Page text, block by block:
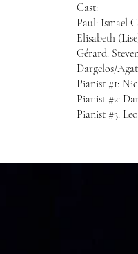
Cast:
Paul: Ismael
Elisabeth
Gérard:
Dargelos/
Pianist #1:
Pianist #2:
Pianist #3: